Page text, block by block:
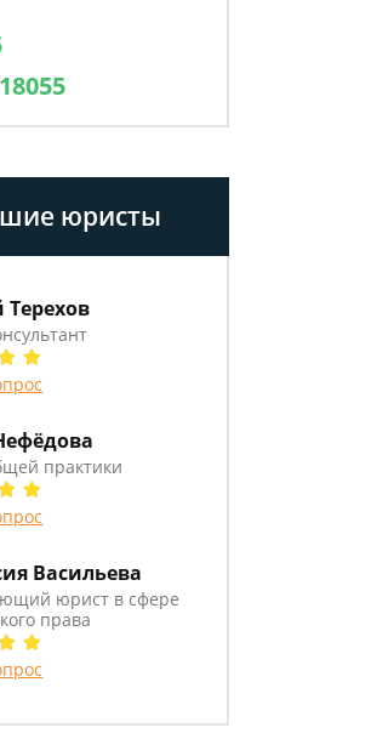
юристы
Терехов
практики
Васильева
юрист в сфере
права